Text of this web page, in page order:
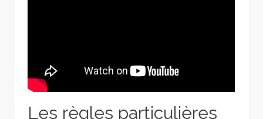
Les règles particulières